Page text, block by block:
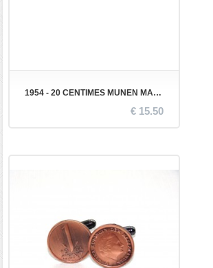
1954 - 20 CENTIMES MUNEN MANCHETKOPEN
€ 15.50